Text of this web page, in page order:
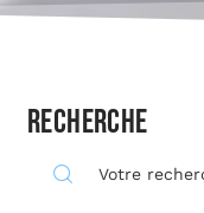
Recherche